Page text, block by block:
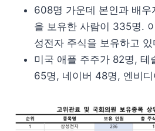
608명 가운데 본인과 배우
을 보유한 사람이 335명.
성전자 주식을 보유하고 있
미국 애플 주주가 82명, 테
65명, 네이버 48명, 엔비